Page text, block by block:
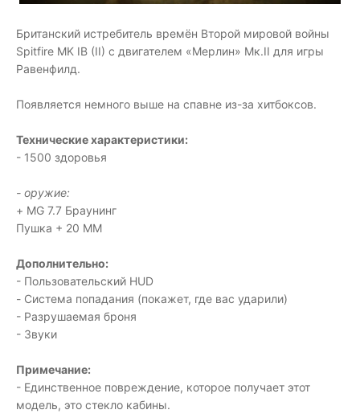
Британский истребитель времён Второй мировой войны
Spitfire MK IB (II) с двигателем «Мерлин» Мк.II для игры
Равенфилд.
Появляется немного выше на спавне из-за хитбоксов.
Технические характеристики:
- 1500 здоровья
- оружие:
+ MG 7.7 Браунинг
Пушка + 20 ММ
Дополнительно:
- Пользовательский HUD
- Система попадания (покажет, где вас ударили)
- Разрушаемая броня
- Звуки
Примечание:
- Единственное повреждение, которое получает этот
модель, это стекло кабины.